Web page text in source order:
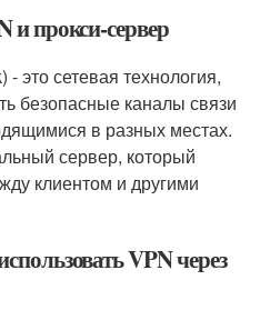
и прокси-сервер
это сетевая технология,
безопасные каналы связи
в разных местах.
сервер, который
клиентом и другими
VPN через